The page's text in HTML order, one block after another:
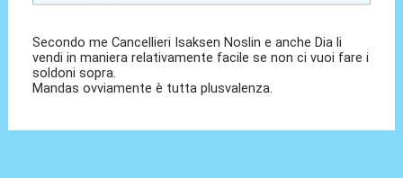
Secondo me Cancellieri Isaksen Noslin e anche Dia li
vendi in maniera relativamente facile se non ci vuoi fare i
soldoni sopra.
Mandas ovviamente è tutta plusvalenza.